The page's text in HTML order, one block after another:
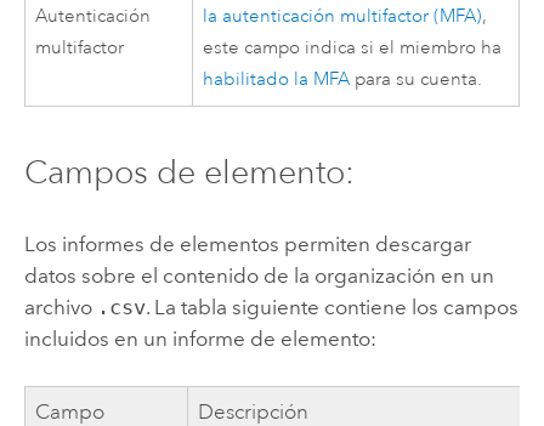
Autenticación
multifactor
la autenticación multifactor (MFA),
este campo indica si el miembro ha
habilitado la MFA para su cuenta.
Campos de elemento:
Los informes de elementos permiten descargar
datos sobre el contenido de la organización en un
archivo .csv. La tabla siguiente contiene los campos
incluidos en un informe de elemento:
Campo Descripción